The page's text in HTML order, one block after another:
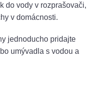
do vody v rozprašovači,
v domácnosti.
jednoducho pridajte
umývadla s vodou a